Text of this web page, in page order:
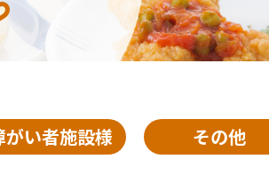
がい者施設様 その他